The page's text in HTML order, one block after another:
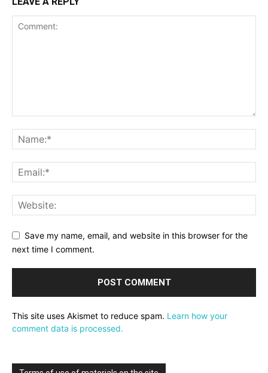
Save my name, email, and website in this browser for the
next time I comment.
This site uses Akismet to reduce spam. Learn how your
comment data is processed.